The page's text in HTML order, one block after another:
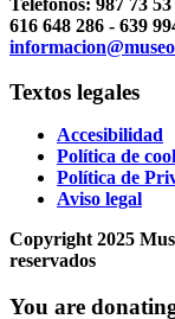
616 648 286 - 639
Textos legales
Accesibilidad
Política de
Política de
Aviso legal
Copyright 2025
reservados
You are